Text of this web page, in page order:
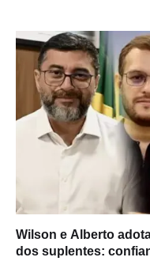
Wilson e Alberto
dos suplentes: